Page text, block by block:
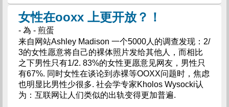
女性在ooxx 上更开放？！
- 為 - 煎蛋
来自网站Ashley Madison 一个5000人的调查发现：2/
3的女性愿意将自己的裸体照片发给其他人，而相比
之下男性只有1/2. 83%的女性更愿意见网友，男性只
有67%. 同时女性在谈论到赤裸等OOXX问题时，焦虑
也明显比男性少很多. 社会学专家Kholos Wysocki认
为：互联网让人们类似的出轨变得更加普遍.